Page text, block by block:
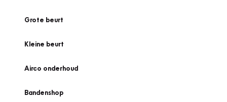
Grote beurt
Kleine beurt
Airco onderhoud
Bandenshop